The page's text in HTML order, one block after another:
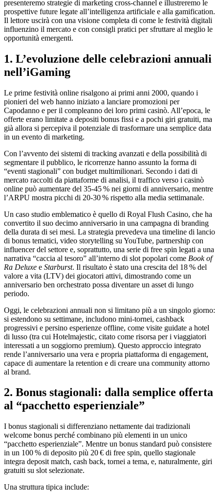
presenteremo strategie di marketing cross‑channel e illustreremo le
prospettive future legate all’intelligenza artificiale e alla gamification.
Il lettore uscirà con una visione completa di come le festività digitali
influenzino il mercato e con consigli pratici per sfruttare al meglio le
opportunità emergenti.
1. L’evoluzione delle celebrazioni annuali
nell’iGaming
Le prime festività online risalgono ai primi anni 2000, quando i
pionieri del web hanno iniziato a lanciare promozioni per
Capodanno e per il compleanno dei loro primi casinò. All’epoca, le
offerte erano limitate a depositi bonus fissi e a pochi giri gratuiti, ma
già allora si percepiva il potenziale di trasformare una semplice data
in un evento di marketing.
Con l’avvento dei sistemi di tracking avanzati e della possibilità di
segmentare il pubblico, le ricorrenze hanno assunto la forma di
“eventi stagionali” con budget multimilionari. Secondo i dati di
mercato raccolti da piattaforme di analisi, il traffico verso i casinò
online può aumentare del 35‑45 % nei giorni di anniversario, mentre
l’ARPU mostra picchi di 20‑30 % rispetto alla media settimanale.
Un caso studio emblematico è quello di Royal Flush Casino, che ha
convertito il suo decimo anniversario in una campagna di branding
della durata di sei mesi. La strategia prevedeva una timeline di lancio
di bonus tematici, video storytelling su YouTube, partnership con
influencer del settore e, soprattutto, una serie di free spin legati a una
narrativa “caccia al tesoro” all’interno di slot popolari come Book of
Ra Deluxe e Starburst. Il risultato è stato una crescita del 18 % del
valore a vita (LTV) dei giocatori attivi, dimostrando come un
anniversario ben orchestrato possa diventare un asset di lungo
periodo.
Oggi, le celebrazioni annuali non si limitano più a un singolo giorno:
si estendono su settimane, includono mini‑tornei, cashback
progressivi e persino esperienze offline, come visite guidate a hotel
di lusso (tra cui Hotelmajestic, citato come risorsa per i viaggiatori
interessati a un soggiorno premium). Questo approccio integrato
rende l’anniversario una vera e propria piattaforma di engagement,
capace di aumentare la retention e di creare una community attorno
al brand.
2. Bonus stagionali: dalla semplice offerta
al “pacchetto esperienziale”
I bonus stagionali si differenziano nettamente dai tradizionali
welcome bonus perché combinano più elementi in un unico
“pacchetto esperienziale”. Mentre un bonus standard può consistere
in un 100 % di deposito più 20 € di free spin, quello stagionale
integra deposit match, cash back, tornei a tema, e, naturalmente, giri
gratuiti su slot selezionate.
Una struttura tipica include: